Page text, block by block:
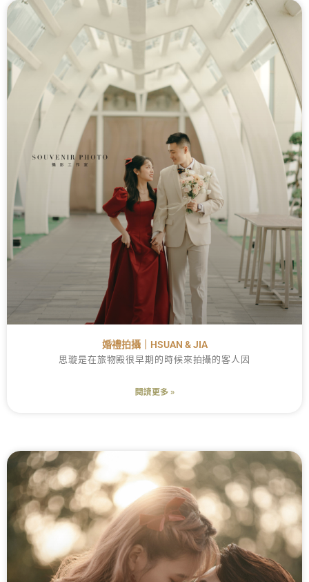
婚禮拍攝｜HSUAN & JIA
思璇是在旅物殿很早期的時候來拍攝的客人因
閱讀更多 »